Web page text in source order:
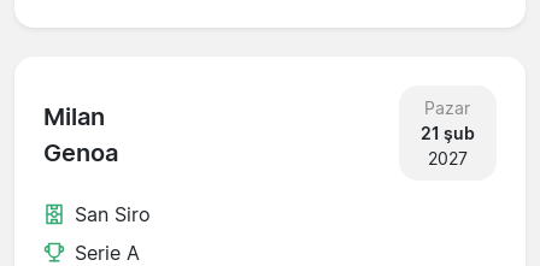
Milan
Genoa
Pazar
21 şub
2027
San Siro
Serie A